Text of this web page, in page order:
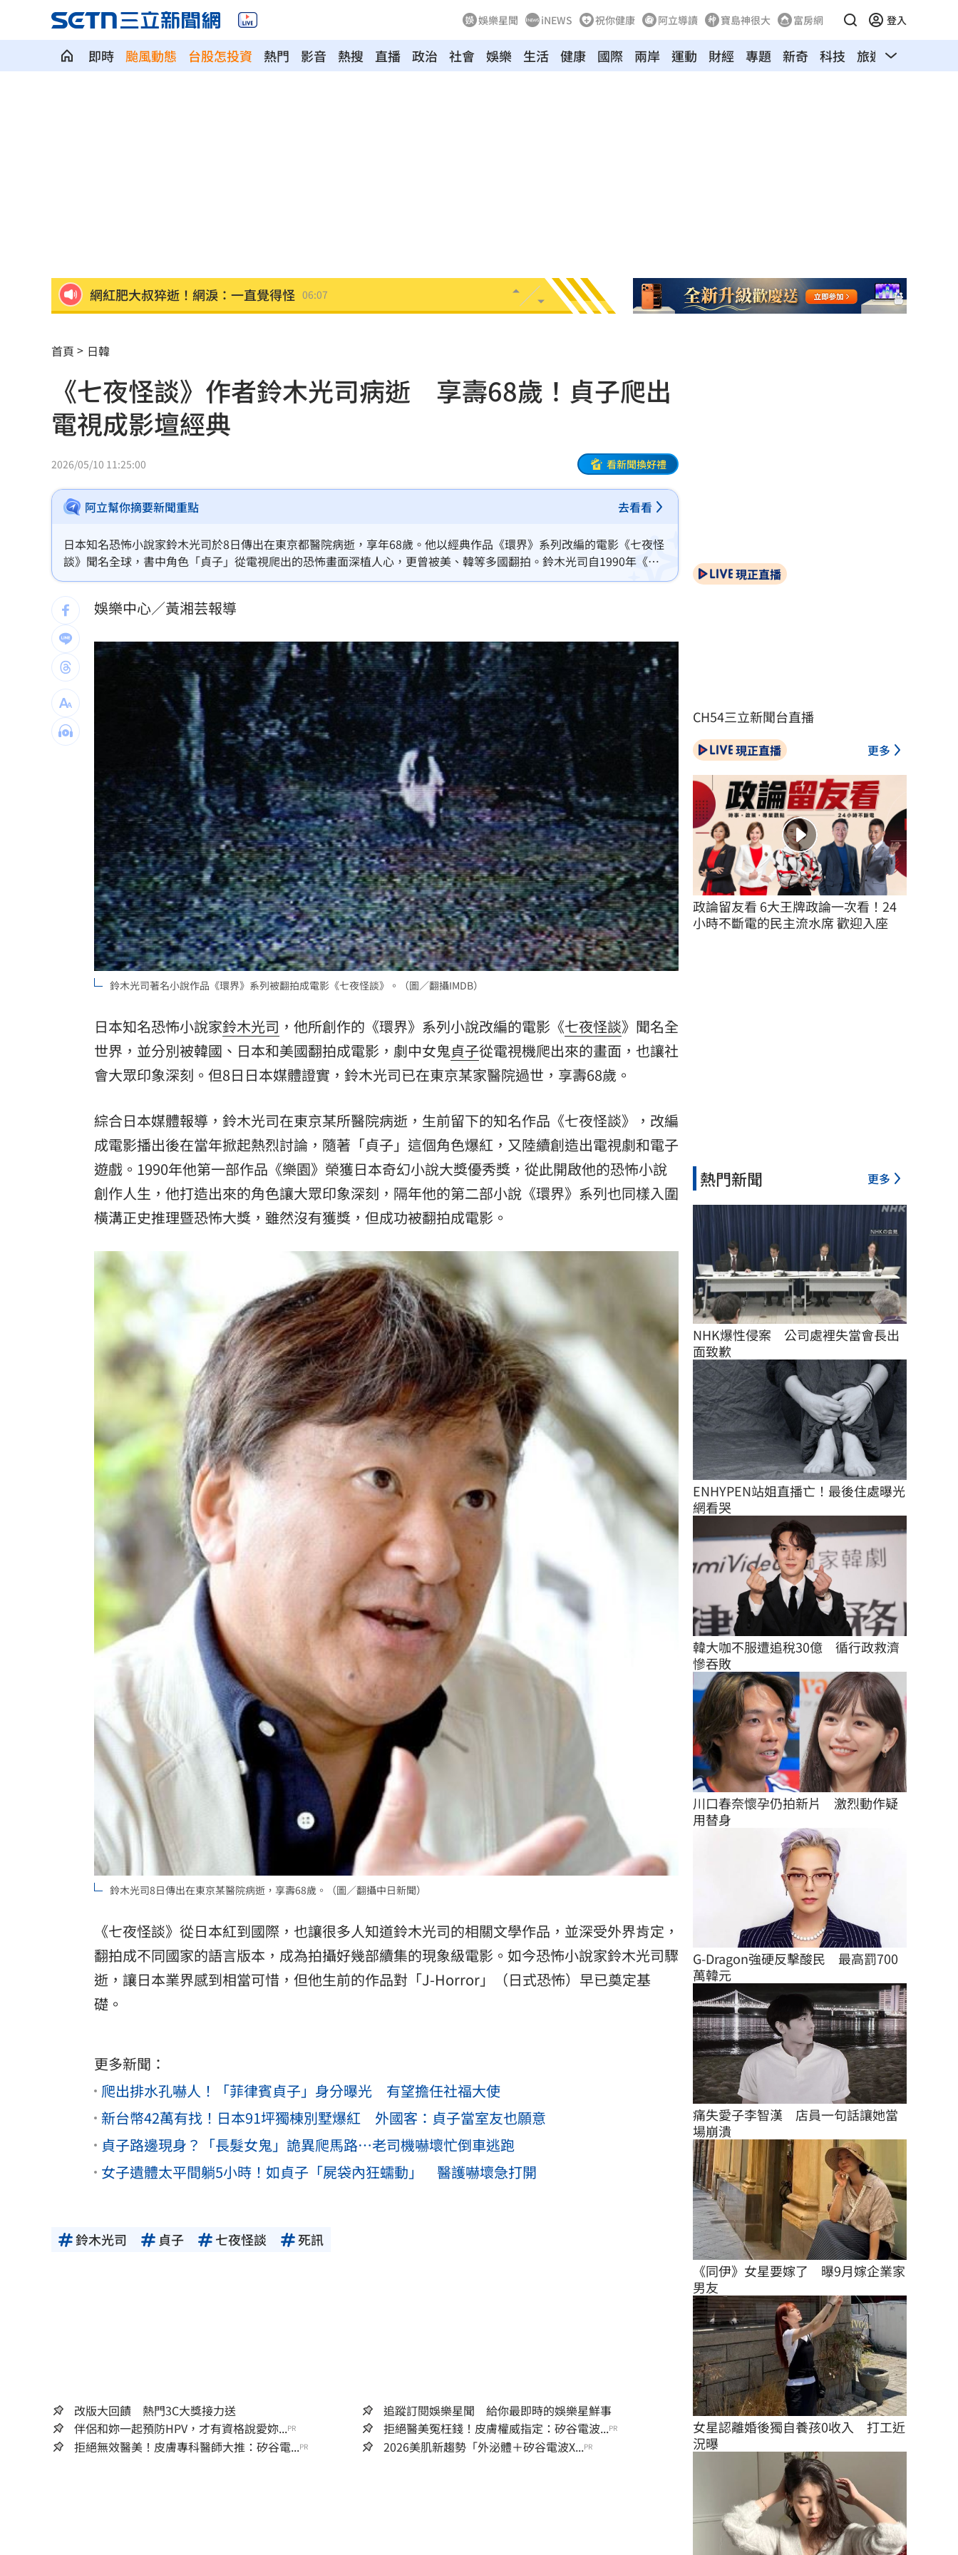
娛樂星聞 iNEWS 祝你健康 阿立導讀 寶島神很大 富房網 登入
即時 颱風動態 台股怎投資 熱門 影音 熱搜 直播 政治 社會 娛樂 生活 健康 國際 兩岸 運動 財經 專題 新奇 科技 旅遊 汽車
白海豚最快今發海警！專家曝停班停課機率
19歲男上國道「離奇火燒車」3人急逃保命
避開財務盲點！學會跟家人談錢！ 06:00
詐慈濟10.6億住豪宅 女律師豪奢生活曝光
女律師為何騙到慈濟10億？李怡貞驚揭身分
淚別高希均！沈春華悲痛揭私下真面目 05:48
北京爆不滿對台軍售 美國防官員訪中受阻 05:39
慈濟遭詐10億 陳時中4年前苦勸1句被罵爆 05:32
設備大廠的「他」！上半年獲利達去年6成 05:30
外資砍它2萬張 38萬股東拿綠螢光棒自嗨 05:30
台灣彩券開獎直播中 20:31
LIVE三立+24小時直播 15:27
三立iNEWS新聞台線上直播 18:00
理想混蛋號召粉絲跨海追星吃美食！ 18:15
首頁 日韓
《七夜怪談》作者鈴木光司病逝 享壽68歲！貞子爬出
電視成影壇經典
2026/05/10 11:25:00 看新聞換好禮
阿立幫你摘要新聞重點 去看看
日本知名恐怖小說家鈴木光司於8日傳出在東京都醫院病逝，享年68歲。他以經典作品《環界》系列改編的電影《七夜怪
談》聞名全球，書中角色「貞子」從電視爬出的恐怖畫面深植人心，更曾被美、韓等多國翻拍。鈴木光司自1990年《樂
園》獲獎後開啟創作之路，其作品對全球恐怖文化影響深遠，如今大師驟逝令業界深感惋惜，但他奠定的恐怖美學將永
存影迷與讀者心中。黃湘芸
娛樂中心／黃湘芸報導
鈴木光司著名小說作品《環界》系列被翻拍成電影《七夜怪談》。（圖／翻攝IMDB）
日本知名恐怖小說家鈴木光司 ，他所創作的《環界》系列小說改編的電影《七夜怪談》聞名全
世界，並分別被韓國、日本和美國翻拍成電影，劇中女鬼貞子從電視機爬出來的畫面，也讓社
會大眾印象深刻。但8日日本媒體證實，鈴木光司已在東京某家醫院過世，享壽68歲。
綜合日本媒體報導，鈴木光司在東京某所醫院病逝，生前留下的知名作品《七夜怪談》，改編
成電影播出後在當年掀起熱烈討論，隨著「貞子」這個角色爆紅，又陸續創造出電視劇和電子
遊戲。1990年他第一部作品《樂園》榮獲日本奇幻小說大獎優秀獎，從此開啟他的恐怖小說
創作人生，他打造出來的角色讓大眾印象深刻，隔年他的第二部小說《環界》系列也同樣入圍
橫溝正史推理暨恐怖大獎，雖然沒有獲獎，但成功被翻拍成電影。
鈴木光司8日傳出在東京某醫院病逝，享壽68歲。（圖／翻攝中日新聞）
《七夜怪談》從日本紅到國際，也讓很多人知道鈴木光司的相關文學作品，並深受外界肯定，
翻拍成不同國家的語言版本，成為拍攝好幾部續集的現象級電影。如今恐怖小說家鈴木光司驟
逝，讓日本業界感到相當可惜，但他生前的作品對「J-Horror」（日式恐怖）早已奠定基
礎。
更多新聞：
爬出排水孔嚇人！「菲律賓貞子」身分曝光 有望擔任社福大使
新台幣42萬有找！日本91坪獨棟別墅爆紅 外國客：貞子當室友也願意
貞子路邊現身？「長髮女鬼」詭異爬馬路…老司機嚇壞忙倒車逃跑
女子遺體太平間躺5小時！如貞子「屍袋內狂蠕動」 醫護嚇壞急打開
鈴木光司 貞子 七夜怪談 死訊
改版大回饋 熱門3C大獎接力送
追蹤訂閱娛樂星聞 給你最即時的娛樂星鮮事
伴侶和妳一起預防HPV，才有資格說愛妳...PR 拒絕醫美冤枉錢！皮膚權威指定：矽谷電波...PR
拒絕無效醫美！皮膚專科醫師大推：矽谷電...PR 2026美肌新趨勢「外泌體＋矽谷電波X...PR
現正直播
CH54三立新聞台直播
現正直播 更多
政論留友看 6大王牌政論一次看！24
小時不斷電的民主流水席 歡迎入座
熱門新聞 更多
NHK爆性侵案　公司處裡失當會長出
面致歉
ENHYPEN站姐直播亡！最後住處曝光
網看哭
韓大咖不服遭追稅30億　循行政救濟
慘吞敗
川口春奈懷孕仍拍新片　激烈動作疑
用替身
G-Dragon強硬反擊酸民　最高罰700
萬韓元
痛失愛子李智漢　店員一句話讓她當
場崩潰
《同伊》女星要嫁了　曝9月嫁企業家
男友
女星認離婚後獨自養孩0收入　打工近
況曝